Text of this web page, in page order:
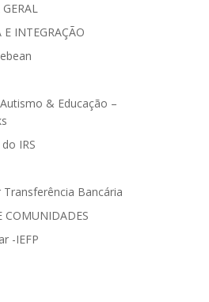
INTEGRAÇÃO
& Educação –
IRS
Bancária
COMUNIDADES
-IEFP